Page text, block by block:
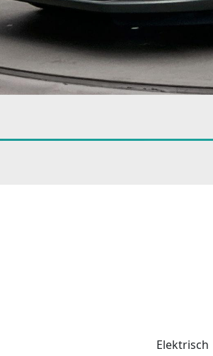
Elektrisch